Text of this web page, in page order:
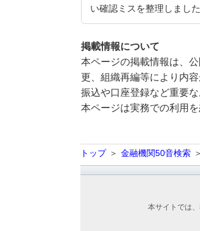
い確認ミスを整理しました
掲載情報について
本ページの掲載情報は、
更、組織再編等により内
振込や口座登録など重要
本ページは実務での利用
トップ 金融機関50音検索
本サイトでは